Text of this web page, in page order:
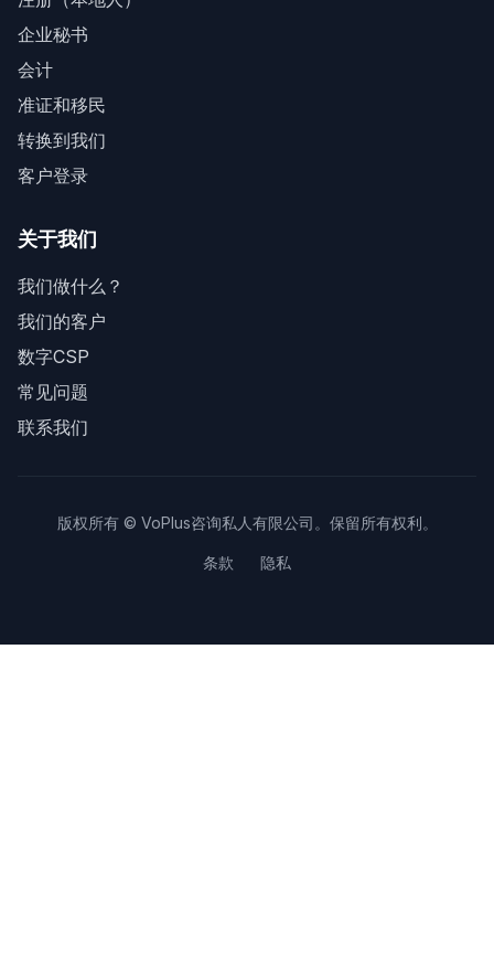
企业秘书
会计
准证和移民
转换到我们
客户登录
关于我们
我们做什么？
我们的客户
数字CSP
常见问题
联系我们
版权所有 © VoPlus咨询私人有限公司。保留所有权利。
条款 隐私